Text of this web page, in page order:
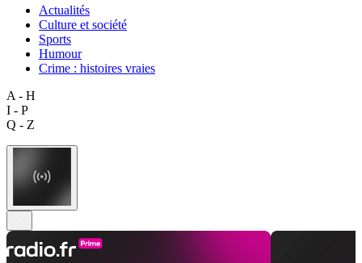
Actualités
Culture et société
Sports
Humour
Crime : histoires vraies
A - H
I - P
Q - Z